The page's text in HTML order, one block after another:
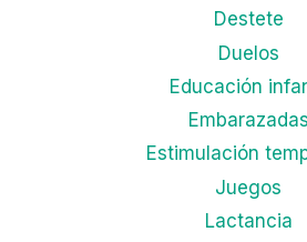
Destete
Duelos
Educación
Embarazadas
Estimulación
Juegos
Lactancia